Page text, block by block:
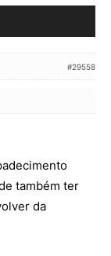
#29558
também ter
da